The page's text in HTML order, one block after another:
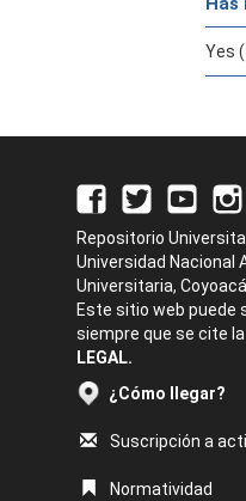
Yes
Repositorio
Universidad Nacional
Universitaria,
Este sitio web puede
siempre que se cite
LEGAL.
¿Cómo llegar?
Suscripción a
Normatividad